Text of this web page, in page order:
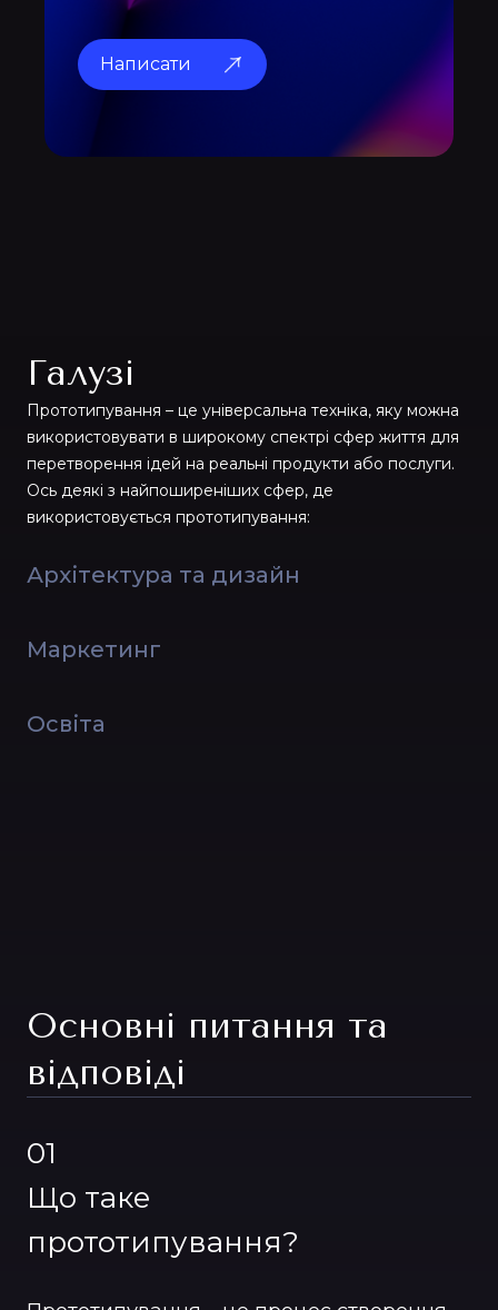
Написати
Галузі
Прототипування – це універсальна техніка, яку можна
використовувати в широкому спектрі сфер життя для
перетворення ідей на реальні продукти або послуги.
Ось деякі з найпоширеніших сфер, де
використовується прототипування:
Архітектура та дизайн
Маркетинг
Освіта
Основні питання та
відповіді
01
Що таке
прототипування?